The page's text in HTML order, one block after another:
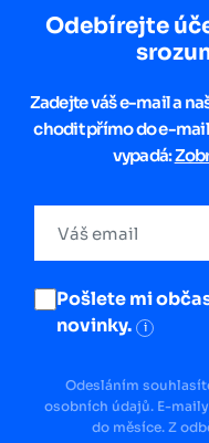
Odebírejte
Zadejte váš e-mail a
chodit přímo do e-
vypadá:
Pošlete mi
novinky.
i
Odesláním
osobních údajů. E-
do měsíce. Z